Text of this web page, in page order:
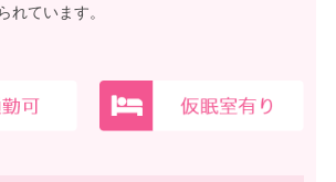
れています。